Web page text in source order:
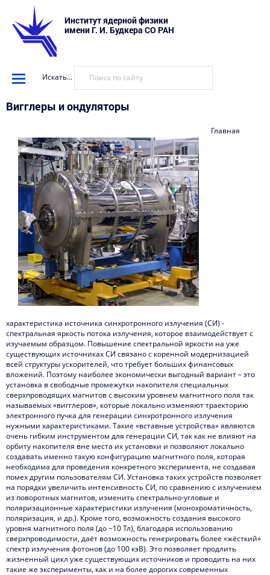
Институт ядерной физики
имени Г. И. Будкера СО РАН
Искать...
Вигглеры и ондуляторы
Главная
характеристика источника синхротронного излучения (СИ) -
спектральная яркость потока излучения, которое взаимодействует с
изучаемым образцом. Повышение спектральной яркости на уже
существующих источниках СИ связано с коренной модернизацией
всей структуры ускорителей, что требует больших финансовых
вложений. Поэтому наиболее экономически выгодный вариант – это
установка в свободные промежутки накопителя специальных
сверхпроводящих магнитов с высоким уровнем магнитного поля так
называемых «вигглеров», которые локально изменяют траекторию
электронного пучка для генерации синхротронного излучения
нужными характеристиками. Такие «вставные устройства» являются
очень гибким инструментом для генерации СИ, так как не влияют на
орбиту накопителя вне места их установки и позволяют локально
создавать именно такую конфигурацию магнитного поля, которая
необходима для проведения конкретного эксперимента, не создавая
помех другим пользователям СИ. Установка таких устройств позволяет
на порядки увеличить интенсивность СИ, по сравнению с излучением
из поворотных магнитов, изменить спектрально-угловые и
поляризационные характеристики излучения (монохроматичность,
поляризация, и др.). Кроме того, возможность создания высокого
уровня магнитного поля (до ~10 Тл), благодаря использованию
сверхпроводимости, даёт возможность генерировать более «жёсткий»
спектр излучения фотонов (до 100 кэВ). Это позволяет продлить
жизненный цикл уже существующих источников и проводить на них
такие же эксперименты, как и на более дорогих современных